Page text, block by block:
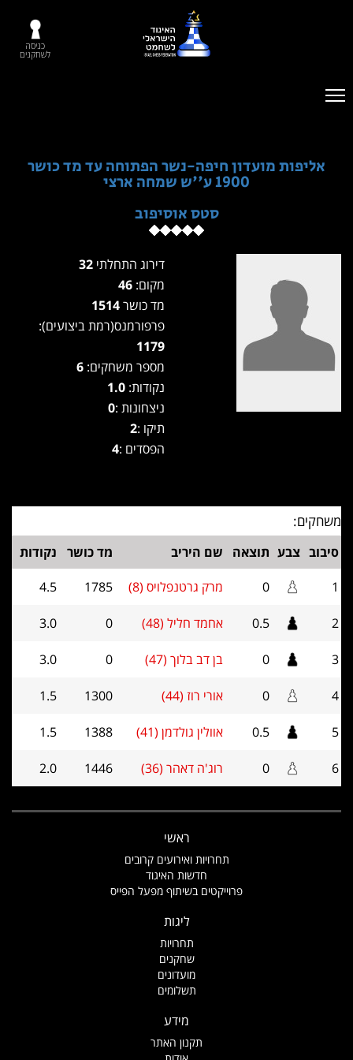
כניסה
לשחקנים
אליפות מועדון חיפה-נשר הפתוחה עד מד כושר
1900 ע''ש שמחה ארצי
סטס אוסיפוב
דירוג התחלתי
מקום:
מד כושר
פרפורמנס(רמת ביצועים):
1179
מספר משחקים:
נקודות: 1.0
ניצחונות :0
תיקו :2
הפסדים :4
משחקים:
סיבוב צבע תוצאה שם היריב מד כושר
נקודות
1
0 מרק גרטנפלויס (8) 1785
4.5
2
0.5 אחמד חליל (48) 0
3.0
3
0 בן דב בלוך (47) 0
3.0
4
0 אורי רוז (44) 1300
1.5
5
0.5 אוולין גולדמן (41) 1388
1.5
6
0 רוג'ה דאהר (36) 1446
2.0
ראשי
תחרויות ואירועים קרובים
חדשות האיגוד
פרוייקטים בשיתוף מפעל הפייס
ליגות
תחרויות
שחקנים
מועדונים
תשלומים
מידע
תקנון האתר